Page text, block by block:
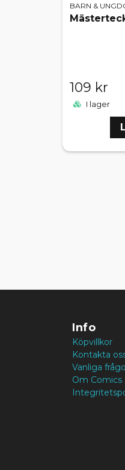
BARN &
109 kr
I lager
Info
Köpvillkor
Kontakta
Vanliga
Om Comics